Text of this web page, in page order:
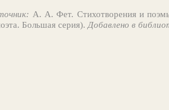
А. А. Фет. Стихотворения и
Большая серия).Добавлено в